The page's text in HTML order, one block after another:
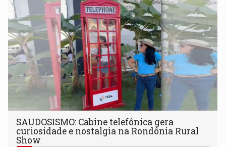
SAUDOSISMO: Cabine telefônica gera
curiosidade e nostalgia na Rondônia Rural
Show